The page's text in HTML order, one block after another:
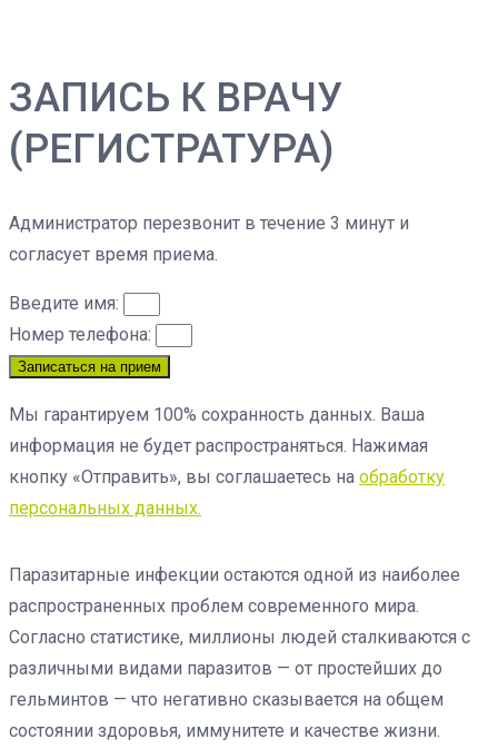
ЗАПИСЬ К ВРАЧУ
(РЕГИСТРАТУРА)
Администратор перезвонит в течение 3 минут и
согласует время приема.
Введите имя:
Номер телефона:
Записаться на прием
Мы гарантируем 100% сохранность данных. Ваша
информация не будет распространяться. Нажимая
кнопку «Отправить», вы соглашаетесь на обработку
персональных данных.
Паразитарные инфекции остаются одной из наиболее
распространенных проблем современного мира.
Согласно статистике, миллионы людей сталкиваются с
различными видами паразитов — от простейших до
гельминтов — что негативно сказывается на общем
состоянии здоровья, иммунитете и качестве жизни.